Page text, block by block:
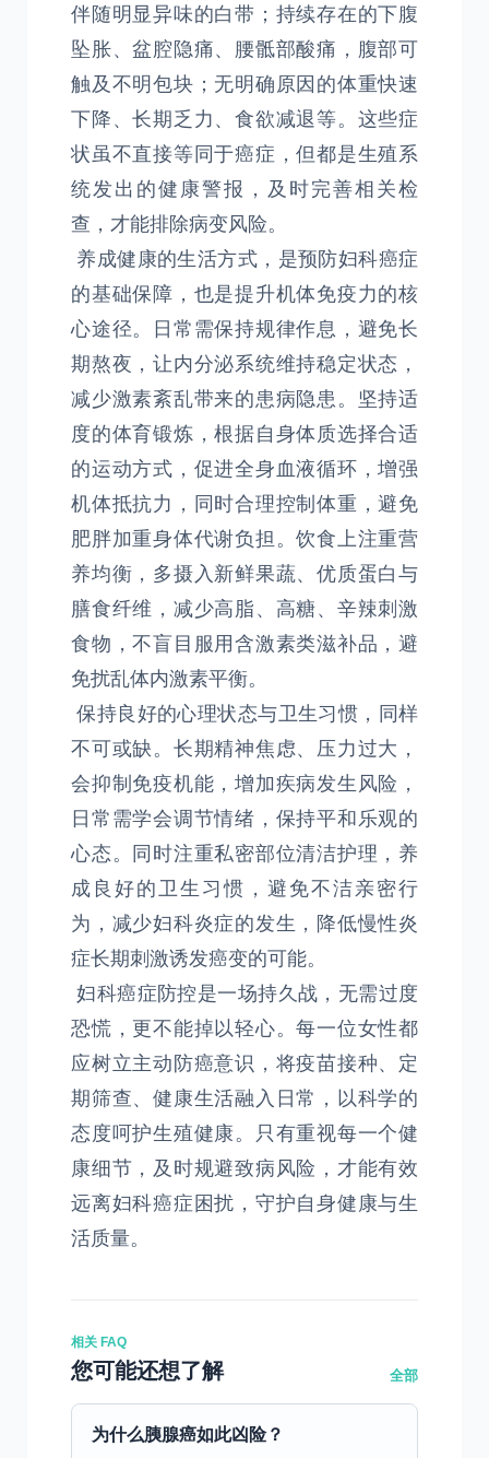
伴随明显异味的白带；持续存在的下腹
坠胀、盆腔隐痛、腰骶部酸痛，腹部可
触及不明包块；无明确原因的体重快速
下降、长期乏力、食欲减退等。这些症
状虽不直接等同于癌症，但都是生殖系
统发出的健康警报，及时完善相关检
查，才能排除病变风险。
养成健康的生活方式，是预防妇科癌症
的基础保障，也是提升机体免疫力的核
心途径。日常需保持规律作息，避免长
期熬夜，让内分泌系统维持稳定状态，
减少激素紊乱带来的患病隐患。坚持适
度的体育锻炼，根据自身体质选择合适
的运动方式，促进全身血液循环，增强
机体抵抗力，同时合理控制体重，避免
肥胖加重身体代谢负担。饮食上注重营
养均衡，多摄入新鲜果蔬、优质蛋白与
膳食纤维，减少高脂、高糖、辛辣刺激
食物，不盲目服用含激素类滋补品，避
免扰乱体内激素平衡。
保持良好的心理状态与卫生习惯，同样
不可或缺。长期精神焦虑、压力过大，
会抑制免疫机能，增加疾病发生风险，
日常需学会调节情绪，保持平和乐观的
心态。同时注重私密部位清洁护理，养
成良好的卫生习惯，避免不洁亲密行
为，减少妇科炎症的发生，降低慢性炎
症长期刺激诱发癌变的可能。
妇科癌症防控是一场持久战，无需过度
恐慌，更不能掉以轻心。每一位女性都
应树立主动防癌意识，将疫苗接种、定
期筛查、健康生活融入日常，以科学的
态度呵护生殖健康。只有重视每一个健
康细节，及时规避致病风险，才能有效
远离妇科癌症困扰，守护自身健康与生
活质量。
相关 FAQ
您可能还想了解 全部
为什么胰腺癌如此凶险？